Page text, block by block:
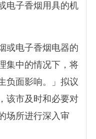
电子香烟用具的机
或电子香烟电器的
集中的情况下，将
负面影响。」拟议
该市及时和必要对
场所进行深入审